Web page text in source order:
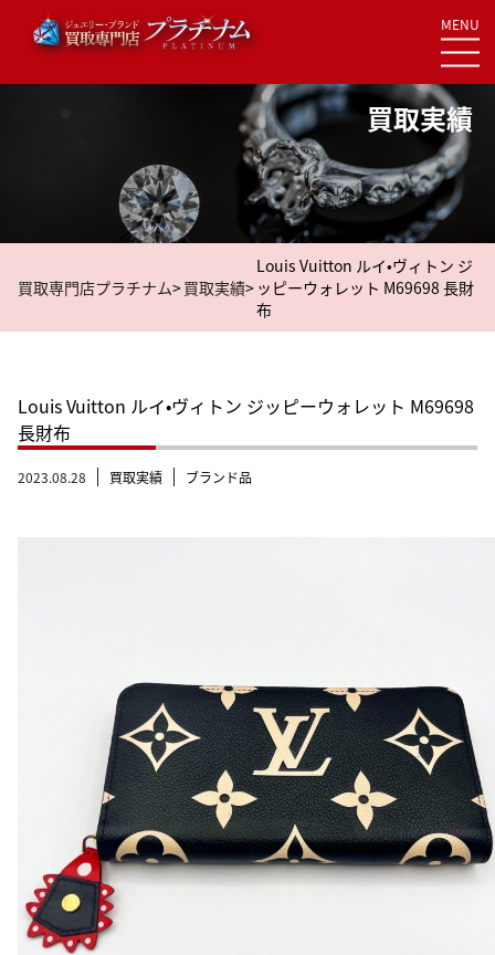
MENU
買取実績
買取専門店プラチナム>買取実績>
Louis Vuitton ルイ•ヴィトン ジ
ッピーウォレット M69698 長財
布
Louis Vuitton ルイ•ヴィトン ジッピーウォレット M69698
長財布
2023.08.28 買取実績 ブランド品